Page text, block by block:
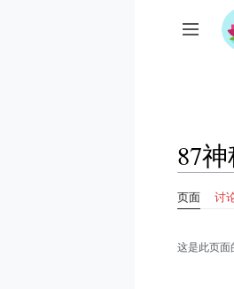
转开关侧
87
页面 讨
这是此页面